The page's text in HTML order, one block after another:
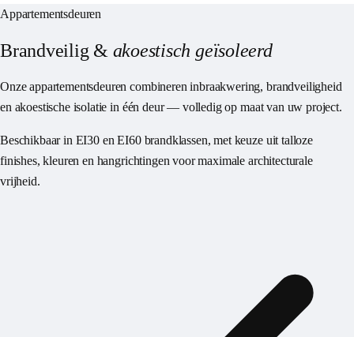
Appartementsdeuren
Brandveilig & akoestisch geïsoleerd
Onze appartementsdeuren combineren inbraakwering, brandveiligheid
en akoestische isolatie in één deur — volledig op maat van uw project.
Beschikbaar in EI30 en EI60 brandklassen, met keuze uit talloze
finishes, kleuren en hang­richtingen voor maximale architecturale
vrijheid.